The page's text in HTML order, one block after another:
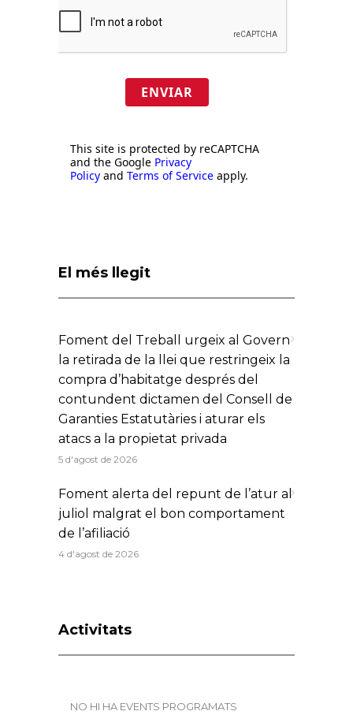
ENVIAR
This site is protected by reCAPTCHA
and the Google Privacy
Policy and Terms of Service apply.
El més llegit
Foment del Treball urgeix al Govern
la retirada de la llei que restringeix la
compra d’habitatge després del
contundent dictamen del Consell de
Garanties Estatutàries i aturar els
atacs a la propietat privada
5 d'agost de 2026
Foment alerta del repunt de l’atur al
juliol malgrat el bon comportament
de l’afiliació
4 d'agost de 2026
Activitats
NO HI HA EVENTS PROGRAMATS